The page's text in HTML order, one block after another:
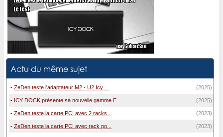
Actu du même sujet
- ZeDen teste l'adaptateur M2 - U2 Icy ... (2025)
- ICY DOCK présente sa nouvelle gamme E... (2025)
- ZeDen teste la carte PCI avec 2 racks... (2023)
- ZeDen teste la carte PCI avec rack po... (2023)